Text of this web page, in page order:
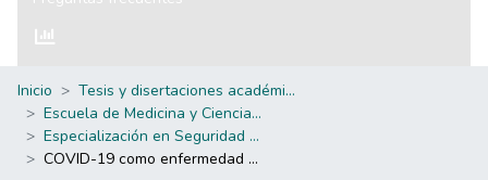
Inicio
Tesis y disertaciones académicas
Escuela de Medicina y Ciencias de la Salud
Especialización en Seguridad y Salud en el Trabajo
COVID-19 como enfermedad laboral en una aseguradora en Colombia 2020 – 2021